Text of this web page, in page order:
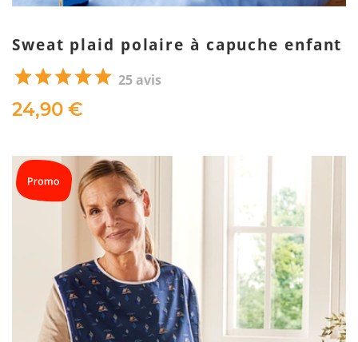
Sweat plaid polaire à capuche enfant
25 avis
24,90 €